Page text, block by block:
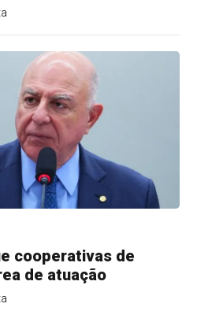
cooperativas de
de atuação